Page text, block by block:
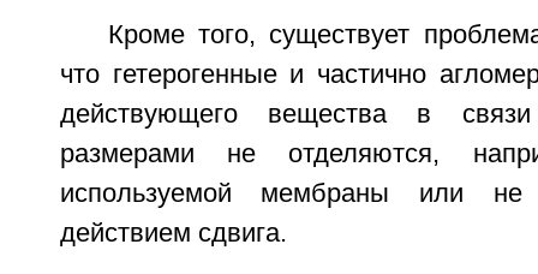
Кроме того, существует
что гетерогенные и частично
действующего вещества в
размерами не отделяются,
используемой мембраны или не
действием сдвига.